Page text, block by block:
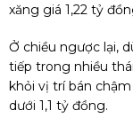
xăng giá 1,22 tỷ
Ở chiều ngược lại,
tiếp trong nhiều
khỏi vị trí bán
dưới 1,1 tỷ đồng.